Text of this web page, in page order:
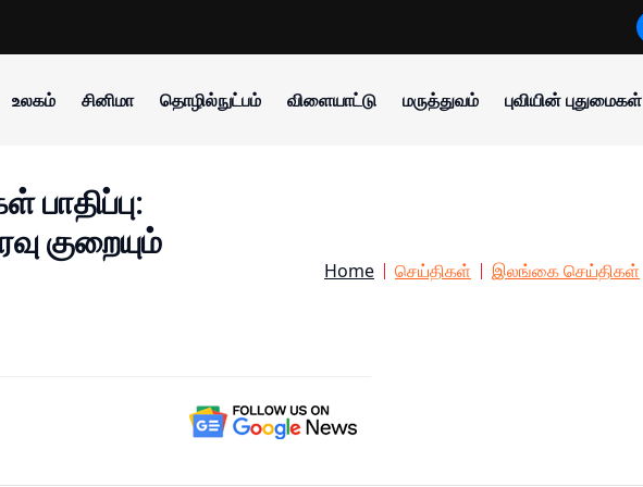
உலகம் சினிமா தொழில்நுட்பம் விளையாட்டு மருத்துவம் புவியின் புதுமைகள்
குறையும்
Home செய்திகள் இலங்கை செய்திகள்